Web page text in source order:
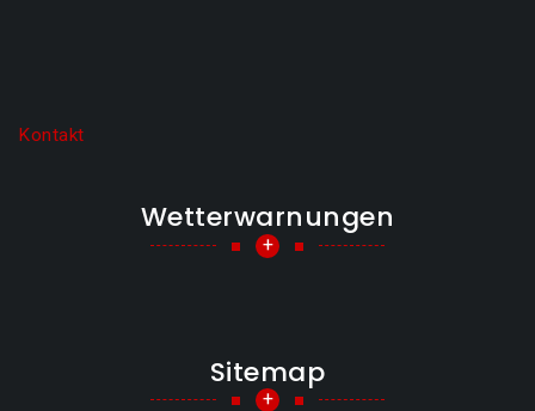
Kontakt
Wetterwarnungen
+
Sitemap
+